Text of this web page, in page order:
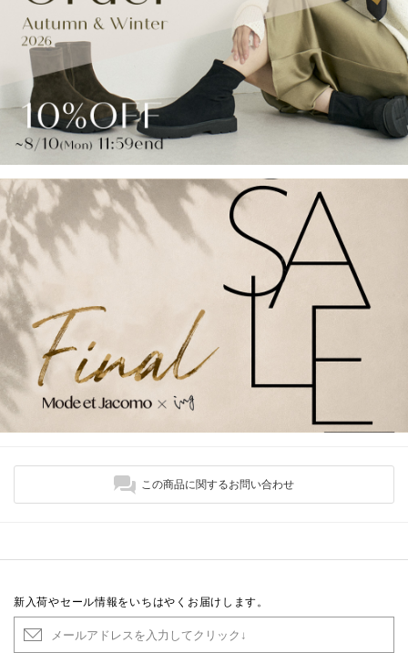
この商品に関するお問い合わせ
新入荷やセール情報をいちはやくお届けします。